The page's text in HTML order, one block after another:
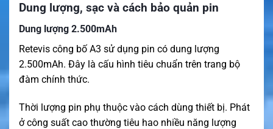
Dung lượng, sạc và cách bảo quản pin
Dung lượng 2.500mAh
Retevis công bố A3 sử dụng pin có dung lượng
2.500mAh. Đây là cấu hình tiêu chuẩn trên trang bộ
đàm chính thức.
Thời lượng pin phụ thuộc vào cách dùng thiết bị. Phát
ở công suất cao thường tiêu hao nhiều năng lượng